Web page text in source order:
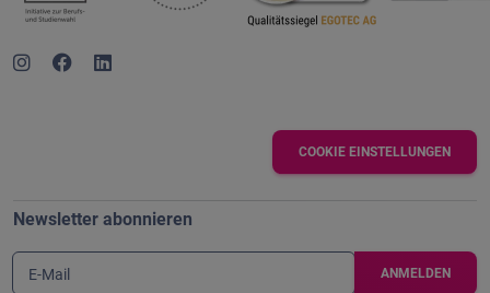
COOKIE EINSTELLUNGEN
Newsletter abonnieren
E-Mail